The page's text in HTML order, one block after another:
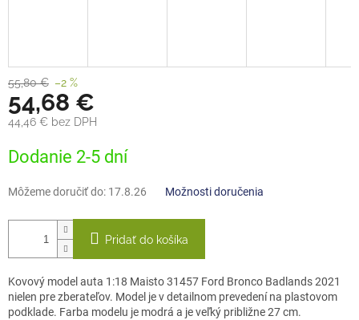
55,80 € –2 %
54,68 €
44,46 € bez DPH
cena:
Dodanie 2-5 dní
Môžeme doručiť do: 17.8.26 Možnosti doručenia
Pridať do košíka
Kovový model auta 1:18 Maisto 31457 Ford Bronco Badlands 2021
nielen pre zberateľov. Model je v detailnom prevedení na plastovom
podklade. Farba modelu je modrá a je veľký približne 27 cm.